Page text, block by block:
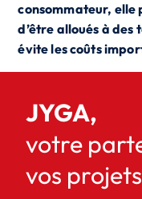
consommateur, elle
d’être alloués à
évite les coûts
JYGA,
votre
vos